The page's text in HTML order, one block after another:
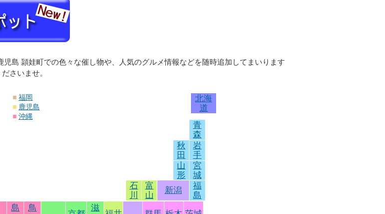
児島 頴娃町での色々な催し物や、人気のグルメ情報などを随時追加してまいります
さいませ。
■ 福岡
■ 鹿児島
■ 沖縄
北海
道
青
森
秋
田
岩
手
山
形
宮
城
石
川
富
山
新潟
福
島
島 鳥 滋